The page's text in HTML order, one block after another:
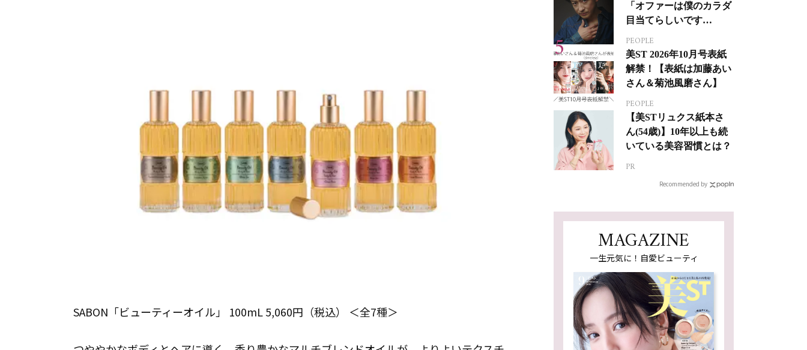
SABON「ビューティーオイル」 100mL 5,060円（税込） ＜全7種＞
「オファーは僕のカラダ
目当てらしいです
ジカルへの挑戦
PEOPLE
美ST 2026年10月号表紙
解禁！【表紙は加藤あい
さん＆菊池風磨さん】
PEOPLE
【美STリュクス紙本さ
ん(54歳)】10年以上も続
いている美容習慣とは？
PR
Recommended by
MAGAZINE
一生元気に！自愛ビューティ